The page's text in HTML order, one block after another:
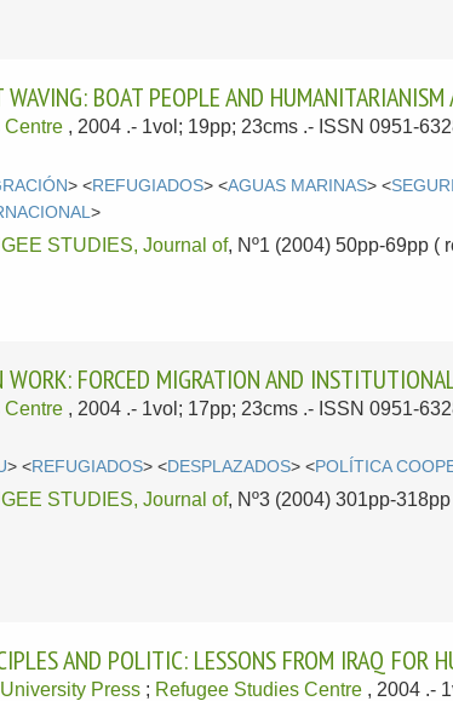
WAVING: BOAT PEOPLE AND HUMANITARIANISM
Centre , 2004 .- 1vol; 19pp; 23cms .- ISSN 0951-
> <REFUGIADOS> <AGUAS MARINAS> <
>
STUDIES, Journal of, Nº1 (2004) 50pp-69pp (
FORCED MIGRATION AND
Centre , 2004 .- 1vol; 17pp; 23cms .- ISSN 0951-
> <REFUGIADOS> <DESPLAZADOS> <POLÍTICA
STUDIES, Journal of, Nº3 (2004) 301pp-
AND POLITIC: LESSONS FROM IRAQ FOR
Press ; Refugee Studies Centre , 2004 .-